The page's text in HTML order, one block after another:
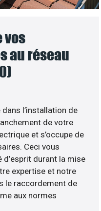
vos
au réseau
l’installation de
de votre
et s’occupe de
Ceci vous
durant la mise
expertise et notre
le raccordement de
aux normes